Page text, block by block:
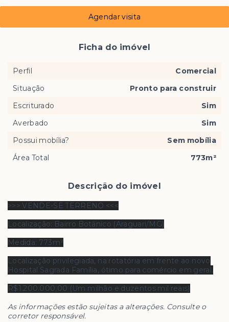
Descrição do imóvel
>>> VENDE-SE TERRENO <<<
Localização: Bairro Botânico (Araguari/MG)
Medida: 773m²
Localização privilegiada, na rotatória em frente ao novo
Hospital Sagrada Família, ótimo para comércio em geral.
R$1.200.000,00 (Um milhão e duzentos mil reais)
As informações estão sujeitas a alterações. Consulte o
corretor responsável.
Agendar visita
Ficha do imóvel
Perfil
Comercial
Situação
Pronto para construir
Escriturado
Sim
Averbado
Sim
Possui mobília?
Sem mobília
Área Total
773m²